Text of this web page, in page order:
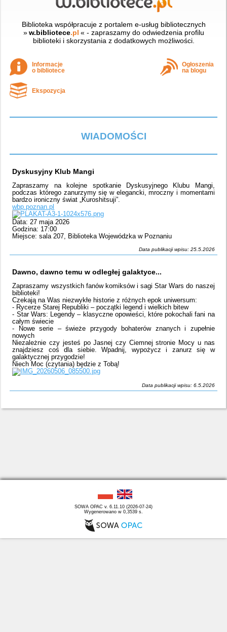
Biblioteka współpracuje z portalem e-usług bibliotecznych
» w.bibliotece.pl « - zapraszamy do odwiedzenia profilu
biblioteki i skorzystania z dodatkowych możliwości.
Informacje
o bibliotece
Ogłoszenia
na blogu
Ekspozycja
WIADOMOŚCI
Dyskusyjny Klub Mangi
Zapraszamy na kolejne spotkanie Dyskusyjnego Klubu Mangi,
podczas którego zanurzymy się w elegancki, mroczny i momentami
bardzo ironiczny świat „Kuroshitsuji”.
wbp.poznan.pl
Data: 27 maja 2026
Godzina: 17:00
Miejsce: sala 207, Biblioteka Wojewódzka w Poznaniu
Data publikacji wpisu: 25.5.2026
Dawno, dawno temu w odległej galaktyce...
Zapraszamy wszystkich fanów komiksów i sagi Star Wars do naszej
biblioteki!
Czekają na Was niezwykłe historie z różnych epok uniwersum:
- Rycerze Starej Republiki – początki legend i wielkich bitew
- Star Wars: Legendy – klasyczne opowieści, które pokochali fani na
całym świecie
- Nowe serie – świeże przygody bohaterów znanych i zupełnie
nowych
Niezależnie czy jesteś po Jasnej czy Ciemnej stronie Mocy u nas
znajdziesz coś dla siebie. Wpadnij, wypożycz i zanurz się w
galaktycznej przygodzie!
Niech Moc (czytania) będzie z Tobą!
Data publikacji wpisu: 6.5.2026
SOWA OPAC v. 6.11.10 (2026-07-24)
Wygenerowano w 0,3539 s.